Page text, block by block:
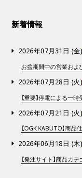
新着情報
2026年07月31日 (金)
お盆期間中の営業およ
2026年07月28日 (火)
【重要】停電による一
2026年07月21日 (火)
【OGK KABUTO】商
2026年06月18日 (木)
【発注サイト】商品カ